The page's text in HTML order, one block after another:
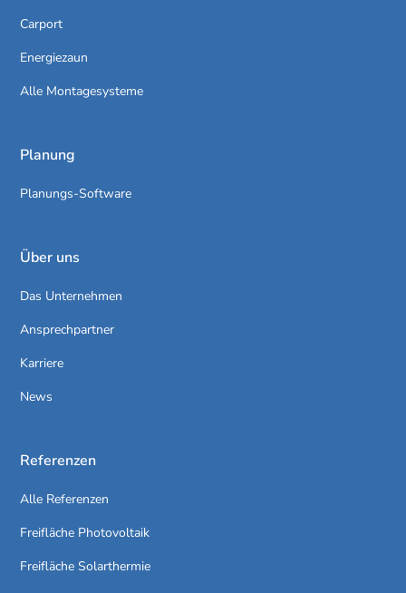
Carport
Energiezaun
Alle Montagesysteme
Planung
Planungs-Software
Über uns
Das Unternehmen
Ansprechpartner
Karriere
News
Referenzen
Alle Referenzen
Freifläche Photovoltaik
Freifläche Solarthermie